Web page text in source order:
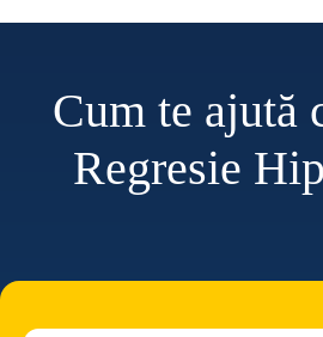
Cum te ajută
Regresie